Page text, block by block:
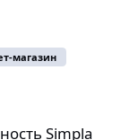
магазин
Simpla